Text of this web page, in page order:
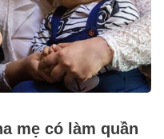
mẹ có làm quần